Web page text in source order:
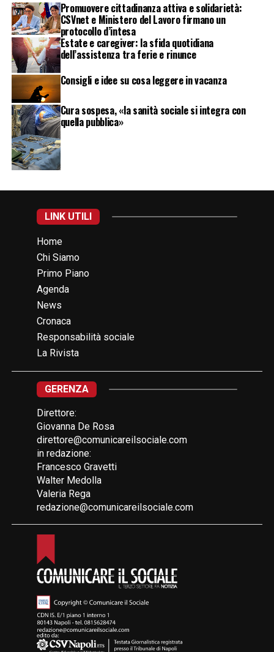
Promuovere cittadinanza attiva e solidarietà:
CSVnet e Ministero del Lavoro firmano un
protocollo d’intesa
Estate e caregiver: la sfida quotidiana
dell’assistenza tra ferie e rinunce
Consigli e idee su cosa leggere in vacanza
Cura sospesa, «la sanità sociale si integra con
quella pubblica»
LINK UTILI
Home
Chi Siamo
Primo Piano
Agenda
News
Cronaca
Responsabilità sociale
La Rivista
GERENZA
Direttore:
Giovanna De Rosa
direttore@comunicareilsociale.com
in redazione:
Francesco Gravetti
Walter Medolla
Valeria Rega
redazione@comunicareilsociale.com